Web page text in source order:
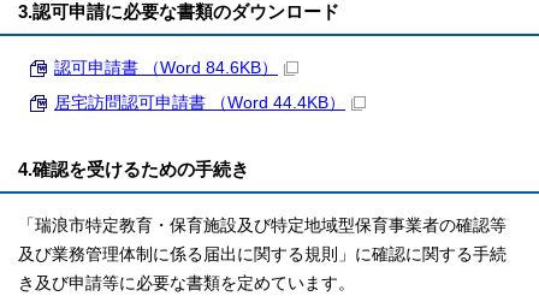
3.認可申請に必要な書類のダウンロード
認可申請書 （Word 84.6KB）
居宅訪問認可申請書 （Word 44.4KB）
4.確認を受けるための手続き
「瑞浪市特定教育・保育施設及び特定地域型保育事業者の確認等
及び業務管理体制に係る届出に関する規則」に確認に関する手続
き及び申請等に必要な書類を定めています。